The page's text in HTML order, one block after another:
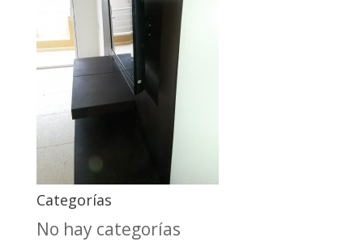
Categorías
No hay categorías